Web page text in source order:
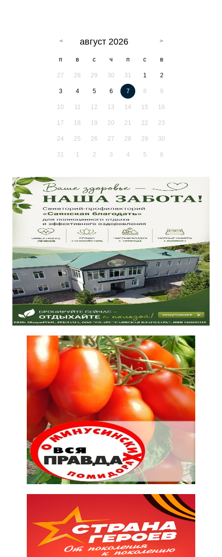
август 2026
п в с ч п с в
27 28 29 30 31 1 2
3 4 5 6 7 8 9
10 11 12 13 14 15 16
17 18 19 20 21 22 23
24 25 26 27 28 29 30
31 1 2 3 4 5 6